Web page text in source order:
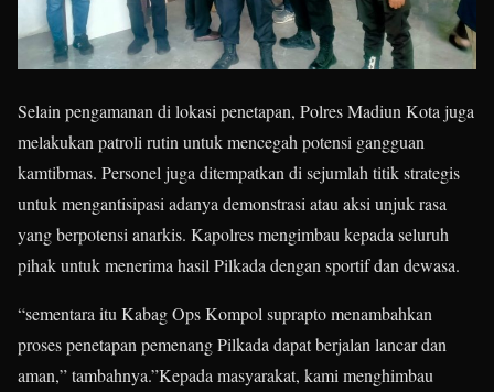
Selain pengamanan di lokasi penetapan, Polres Madiun Kota juga
melakukan patroli rutin untuk mencegah potensi gangguan
kamtibmas. Personel juga ditempatkan di sejumlah titik strategis
untuk mengantisipasi adanya demonstrasi atau aksi unjuk rasa
yang berpotensi anarkis. Kapolres mengimbau kepada seluruh
pihak untuk menerima hasil Pilkada dengan sportif dan dewasa.
“sementara itu Kabag Ops Kompol suprapto menambahkan
proses penetapan pemenang Pilkada dapat berjalan lancar dan
aman,” tambahnya.”Kepada masyarakat, kami menghimbau